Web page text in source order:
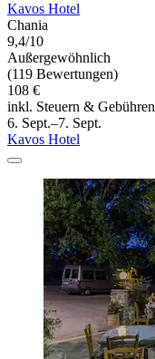
Kavos Hotel
Chania
9,4/10
Außergewöhnlich
(119 Bewertungen)
108 €
inkl. Steuern & Gebühren
6. Sept.–7. Sept.
Kavos Hotel